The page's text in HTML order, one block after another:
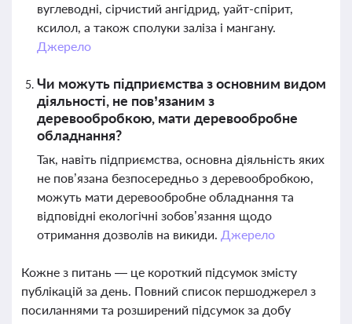
вуглеводні, сірчистий ангідрид, уайт-спірит,
ксилол, а також сполуки заліза і мангану.
Джерело
Чи можуть підприємства з основним видом
діяльності, не пов’язаним з
деревообробкою, мати деревообробне
обладнання?
Так, навіть підприємства, основна діяльність яких
не пов’язана безпосередньо з деревообробкою,
можуть мати деревообробне обладнання та
відповідні екологічні зобов’язання щодо
отримання дозволів на викиди. Джерело
Кожне з питань — це короткий підсумок змісту
публікацій за день. Повний список першоджерел з
посиланнями та розширений підсумок за добу